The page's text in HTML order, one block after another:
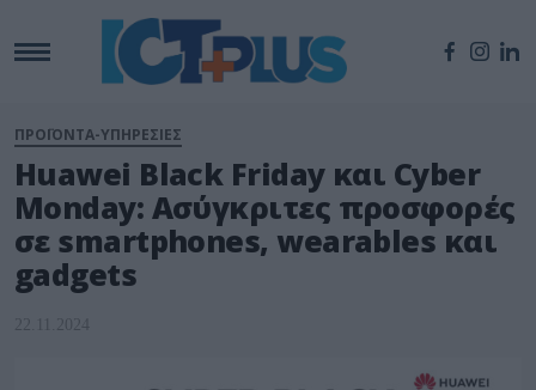
ΠΡΟΪΟΝΤΑ-ΥΠΗΡΕΣΙΕΣ
Huawei Black Friday και Cyber
Monday: Ασύγκριτες προσφορές
σε smartphones, wearables και
gadgets
22.11.2024